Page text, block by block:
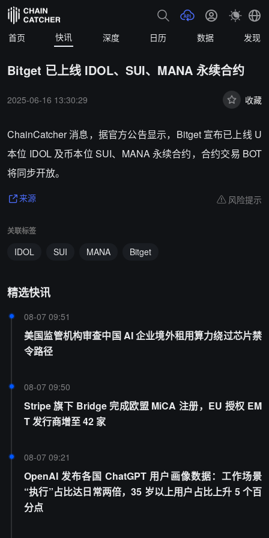
首页 快讯 深度 日历 数据 发现
Bitget 已上线 IDOL、SUI、MANA 永续合约
2025-06-16 13:30:29 收藏
ChainCatcher 消息，据官方公告显示，Bitget 宣布已上线 U
本位 IDOL 及币本位 SUI、MANA 永续合约，合约交易 BOT
将同步开放。
来源 风险提示
关联标签
IDOL SUI MANA Bitget
精选快讯
08-07 09:51
美国监管机构审查中国 AI 企业境外租用算力绕过芯片禁
令路径
08-07 09:50
Stripe 旗下 Bridge 完成欧盟 MiCA 注册，EU 授权 EM
T 发行商增至 42 家
08-07 09:21
OpenAI 发布各国 ChatGPT 用户画像数据：工作场景
“执行”占比达日常两倍，35 岁以上用户占比上升 5 个百
分点